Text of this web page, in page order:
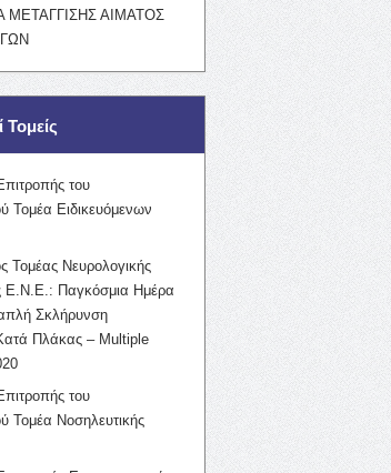
ΑΙΜΑΤΟΣ
Τομείς
του
Τομέα Ειδικευόμενων
Τομέας Νευρολογικής
Ε.Ν.Ε.: Παγκόσμια Ημέρα
Σκλήρυνση
Πλάκας – Multiple
του
Τομέα Νοσηλευτικής